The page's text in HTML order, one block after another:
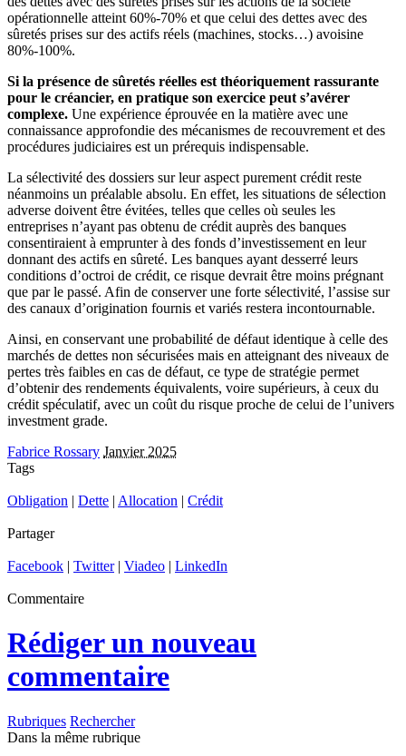
opérationnelle atteint 60%-70% et que celui des dettes avec des
sûretés prises sur des actifs réels (machines, stocks…) avoisine
80%-100%.
Si la présence de sûretés réelles est théoriquement rassurante
pour le créancier, en pratique son exercice peut s’avérer
complexe. Une expérience éprouvée en la matière avec une
connaissance approfondie des mécanismes de recouvrement et des
procédures judiciaires est un prérequis indispensable.
La sélectivité des dossiers sur leur aspect purement crédit reste
néanmoins un préalable absolu. En effet, les situations de sélection
adverse doivent être évitées, telles que celles où seules les
entreprises n’ayant pas obtenu de crédit auprès des banques
consentiraient à emprunter à des fonds d’investissement en leur
donnant des actifs en sûreté. Les banques ayant desserré leurs
conditions d’octroi de crédit, ce risque devrait être moins prégnant
que par le passé. Afin de conserver une forte sélectivité, l’assise sur
des canaux d’origination fournis et variés restera incontournable.
Ainsi, en conservant une probabilité de défaut identique à celle des
marchés de dettes non sécurisées mais en atteignant des niveaux de
pertes très faibles en cas de défaut, ce type de stratégie permet
d’obtenir des rendements équivalents, voire supérieurs, à ceux du
crédit spéculatif, avec un coût du risque proche de celui de l’univers
investment grade.
Fabrice Rossary Janvier 2025
Tags
Obligation | Dette | Allocation | Crédit
Partager
Facebook | Twitter| Viadeo | LinkedIn
Commentaire
Rédiger un nouveau
commentaire
Rubriques Rechercher
Dans la même rubrique